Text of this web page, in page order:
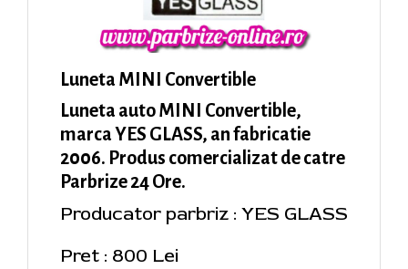
Luneta MINI Convertible
Luneta auto MINI Convertible,
marca YES GLASS, an fabricatie
2006. Produs comercializat de catre
Parbrize 24 Ore.
Producator parbriz : YES GLASS
Pret : 800 Lei